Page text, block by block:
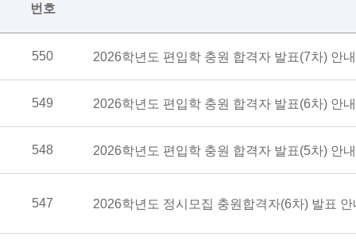
번호
550 2026학년도 편입학 충원 합격자 발표(7차) 안내
549 2026학년도 편입학 충원 합격자 발표(6차) 안내
548 2026학년도 편입학 충원 합격자 발표(5차) 안내
547 2026학년도 정시모집 충원합격자(6차) 발표 안